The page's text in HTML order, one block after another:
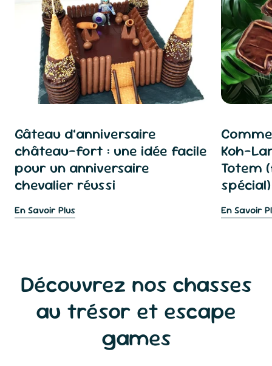
Gâteau d’anniversaire
château-fort : une idée facile
pour un anniversaire
chevalier réussi
En Savoir Plus
Koh-
Totem
spécial)
En Savoir
Découvrez nos chasses
au trésor et escape
games